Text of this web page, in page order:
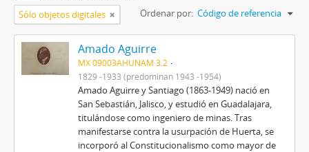
Sólo objetos digitales Ordenar por: Código de referencia
Amado Aguirre
MX 09003AHUNAM 3.2
1829 -1933 (predominan 1943 -1954)
Amado Aguirre y Santiago (1863-1949) nació en
San Sebastián, Jalisco, y estudió en Guadalajara,
titulándose como ingeniero de minas. Tras
manifestarse contra la usurpación de Huerta, se
incorporó al Constitucionalismo como mayor de